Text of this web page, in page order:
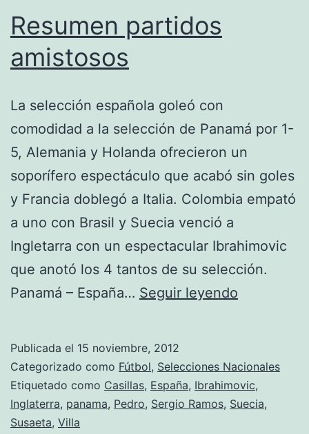
Resumen partidos
amistosos
La selección española goleó con
comodidad a la selección de Panamá por 1-
5, Alemania y Holanda ofrecieron un
soporífero espectáculo que acabó sin goles
y Francia doblegó a Italia. Colombia empató
a uno con Brasil y Suecia venció a
Ingletarra con un espectacular Ibrahimovic
que anotó los 4 tantos de su selección.
Panamá – España… Seguir leyendo
Publicada el 15 noviembre, 2012
Categorizado como Fútbol, Selecciones Nacionales
Etiquetado como Casillas, España, Ibrahimovic,
Inglaterra, panama, Pedro, Sergio Ramos, Suecia,
Susaeta, Villa